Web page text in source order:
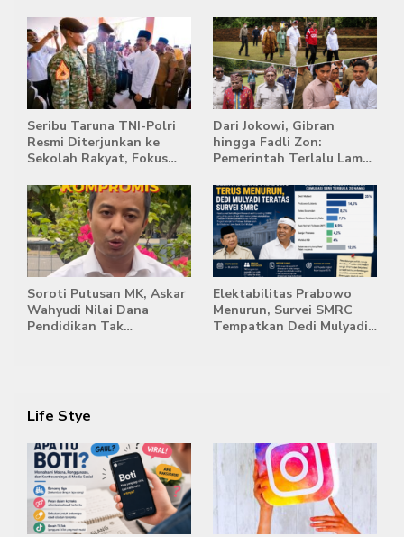
Terpadat
Singapura
Seribu Taruna TNI-Polri
Resmi Diterjunkan ke
Sekolah Rakyat, Fokus
Kemandirian Siswa
Dari Jokowi, Gibran
hingga Fadli Zon:
Pemerintah Terlalu Lama
Stockpile Batu Bara Masih
Mengepung Candi Muaro
Jambi
Soroti Putusan MK, Askar
Wahyudi Nilai Dana
Pendidikan Tak
Elektabilitas Prabowo
Menurun, Survei SMRC
Tempatkan Dedi Mulyadi
Life Stye